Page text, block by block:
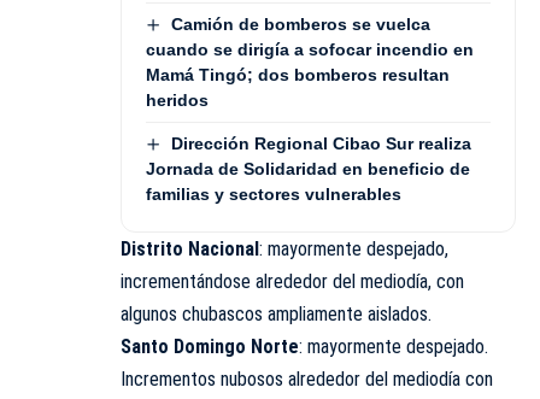
Camión de bomberos se vuelca
cuando se dirigía a sofocar incendio en
Mamá Tingó; dos bomberos resultan
heridos
Dirección Regional Cibao Sur realiza
Jornada de Solidaridad en beneficio de
familias y sectores vulnerables
Distrito Nacional : mayormente despejado,
incrementándose alrededor del mediodía, con
algunos chubascos ampliamente aislados.
Santo Domingo Norte: mayormente despejado.
Incrementos nubosos alrededor del mediodía con